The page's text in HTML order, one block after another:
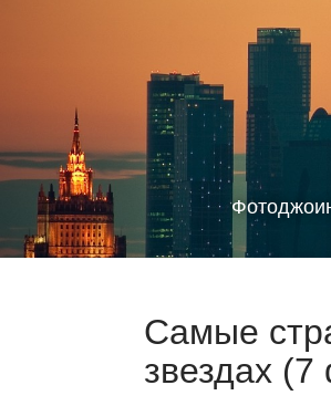
Самые
звездах (7